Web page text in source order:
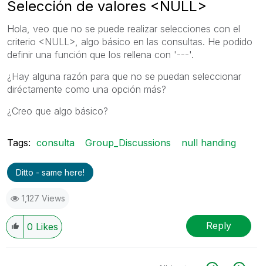
Selección de valores <NULL>
Hola, veo que no se puede realizar selecciones con el
criterio <NULL>, algo básico en las consultas. He podido
definir una función que los rellena con '---'.
¿Hay alguna razón para que no se puedan seleccionar
diréctamente como una opción más?
¿Creo que algo básico?
Tags: consulta Group_Discussions null handing
Ditto - same here!
1,127 Views
0 Likes Reply